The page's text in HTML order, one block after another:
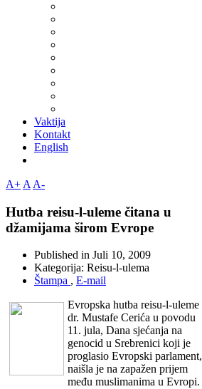
Vaktija
Kontakt
English
A+ A A-
Hutba reisu-l-uleme čitana u
džamijama širom Evrope
Published in Juli 10, 2009
Kategorija: Reisu-l-ulema
Štampa , E-mail
Evropska hutba reisu-l-uleme
dr. Mustafe Cerića u povodu
11. jula, Dana sjećanja na
genocid u Srebrenici koji je
proglasio Evropski parlament,
naišla je na zapažen prijem
među muslimanima u Evropi.